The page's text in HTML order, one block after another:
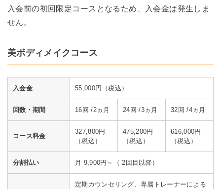
入会前の初回限定コースとなるため、入会金は発生しま
せん。
美ボディメイクコース
入会金 55,000円（税込）
回数・期間 16回 /2ヵ月 24回 /3ヵ月 32回 /4ヵ月
コース料金
327,800円
（税込）
475,200円
（税込）
616,000円
（税込）
分割払い 月 9,900円～（ 2回目以降）
定期カウンセリング、専属トレーナーによる